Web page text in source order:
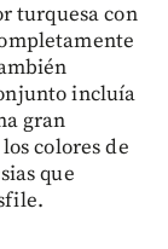
turquesa con
incluía
gran
colores de
que